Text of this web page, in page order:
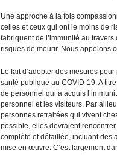
Une approche à la fois
celles et ceux qui ont le moins de
fabriquent de l’immunité au
risques de mourir. Nous appelons
Le fait d’adopter des mesures
santé publique au COVID-19. A
de personnel qui a acquis
personnel et les visiteurs. Par
personnes retraitées qui vivent
possible, elles devraient
complète et détaillée, incluant des
mise en œuvre. C’est largement